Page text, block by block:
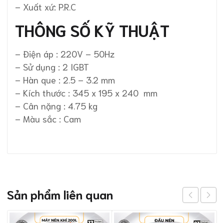
– Xuất xứ: P.R.C
THÔNG SỐ KỸ THUẬT
– Điện áp : 220V – 50Hz
– Sử dụng : 2 IGBT
– Hàn que : 2.5 – 3.2 mm
– Kích thước : 345 x 195 x 240 mm
– Cân nặng : 4.75 kg
– Màu sắc : Cam
Sản phẩm liên quan